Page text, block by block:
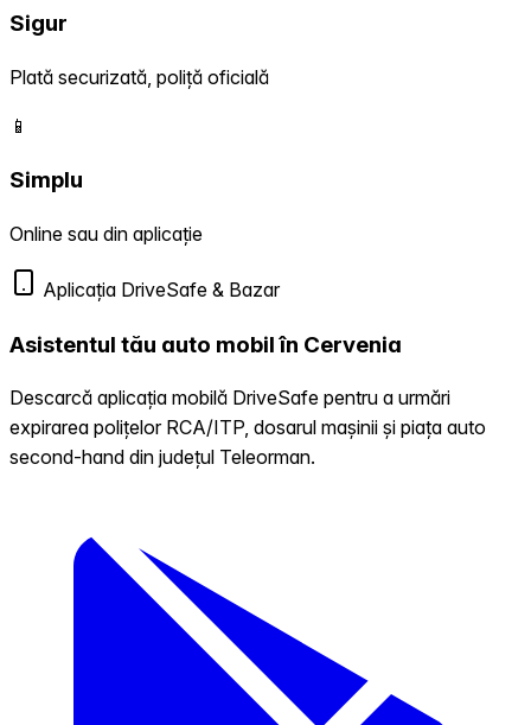
Sigur
Plată securizată, poliță oficială
📱
Simplu
Online sau din aplicație
Aplicația DriveSafe & Bazar
Asistentul tău auto mobil în Cervenia
Descarcă aplicația mobilă DriveSafe pentru a urmări
expirarea polițelor RCA/ITP, dosarul mașinii și piața auto
second-hand din județul Teleorman.